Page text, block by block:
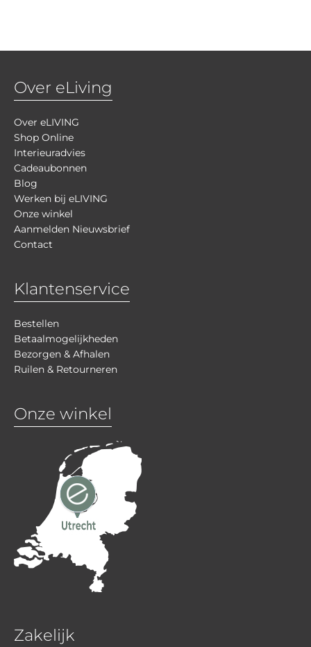
Over eLiving
Over eLIVING
Shop Online
Interieuradvies
Cadeaubonnen
Blog
Werken bij eLIVING
Onze winkel
Aanmelden Nieuwsbrief
Contact
Klantenservice
Bestellen
Betaalmogelijkheden
Bezorgen & Afhalen
Ruilen & Retourneren
Onze winkel
Zakelijk